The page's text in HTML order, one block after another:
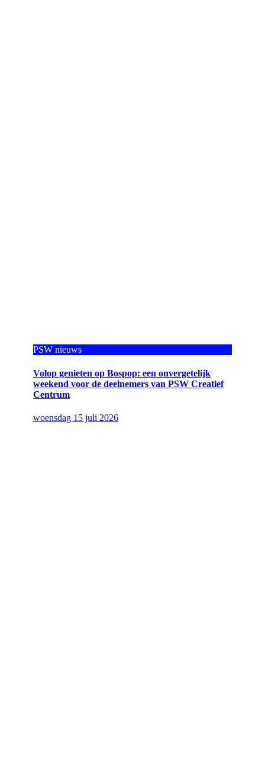
PSW nieuws
Volop genieten op Bospop: een onvergetelijk
weekend voor de deelnemers van PSW Creatief
Centrum
woensdag 15 juli 2026